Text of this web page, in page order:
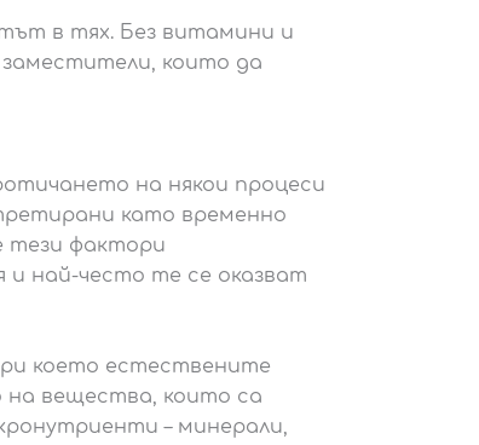
в тях. Без витамини и
които да
на някои процеси
като временно
тези фактори
и най-често те се оказват
което естествените
на вещества, които са
– минерали,